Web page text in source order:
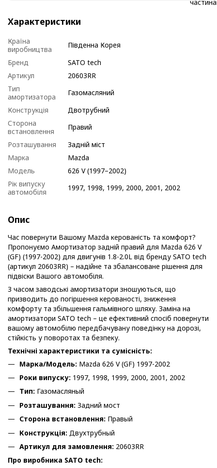
Характеристики
Країна
виробництва
Південна Корея
Бренд
SATO tech
Артикул
20603RR
Тип
амортизатора
Газомасляний
Конструкція
Двотрубний
Сторона
встановлення
Правий
Розташування
Задній міст
Марка
Mazda
Модель
626 V (1997–2002)
Рік випуску
автомобіля
1997, 1998, 1999, 2000, 2001, 2002
Опис
Час повернути Вашому Mazda керованість та комфорт?
Пропонуємо Амортизатор задній правий для Mazda 626 V
(GF) (1997-2002) для двигунів 1.8-2.0L від бренду SATO tech
(артикул 20603RR) – надійне та збалансоване рішення для
підвіски Вашого автомобіля.
З часом заводські амортизатори зношуються, що
призводить до погіршення керованості, зниження
комфорту та збільшення гальмівного шляху. Заміна на
амортизатори SATO tech – це ефективний спосіб повернути
вашому автомобілю передбачувану поведінку на дорозі,
стійкість у поворотах та безпеку.
Технічні характеристики та сумісність:
Марка/Модель: Mazda 626 V (GF) 1997-2002
Роки випуску: 1997, 1998, 1999, 2000, 2001, 2002
Тип: Газомасляный
Розташування: Задний мост
Сторона встановлення: Правый
Конструкція: Двухтрубный
Артикул для замовлення: 20603RR
Про виробника SATO tech: